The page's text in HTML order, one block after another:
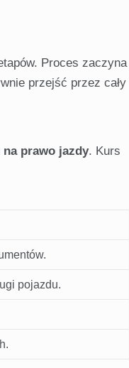
Proces zaczyna
przejść przez cały
na prawo jazdy. Kurs
pojazdu.